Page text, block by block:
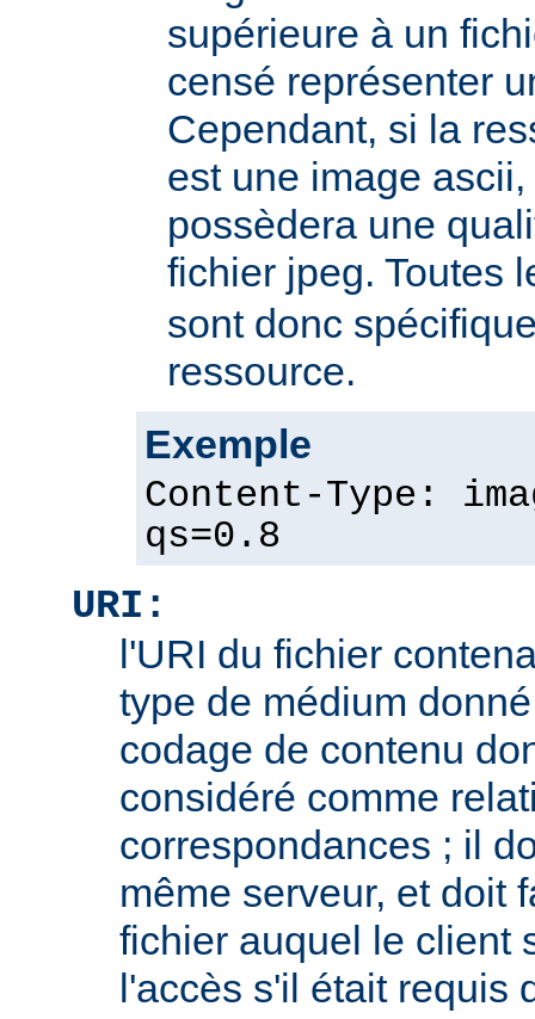
supérieure à un
censé représenter
Cependant, si la
est une image
possèdera une
fichier jpeg. Toutes
sont donc
ressource.
Exemple
Content-Type:
qs=0.8
URI:
l'URI du fichier
type de médium
codage de contenu
considéré comme
correspondances ; il
même serveur, et doit
fichier auquel le client
l'accès s'il était requis